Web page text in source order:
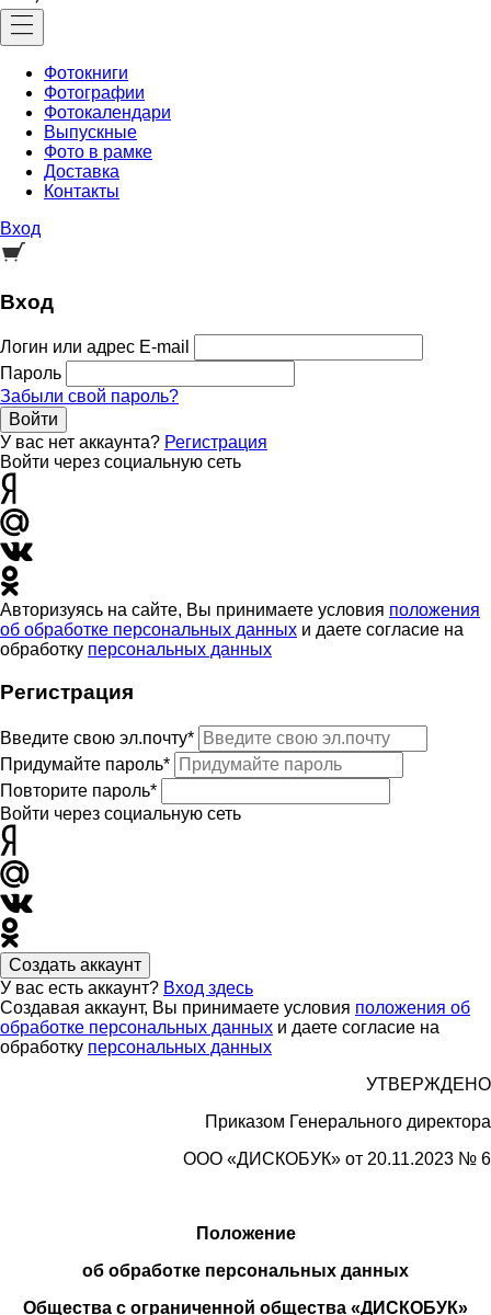
Фотокниги
Фотографии
Фотокалендари
Выпускные
Фото в рамке
Доставка
Контакты
Вход
Вход
Логин или адрес E-mail
Пароль
Забыли свой пароль?
Войти
У вас нет аккаунта? Регистрация
Войти через социальную сеть
Авторизуясь на сайте, Вы принимаете условия положения
об обработке персональных данных и даете согласие на
обработку персональных данных
Регистрация
Введите свою эл.почту*
Придумайте пароль*
Повторите пароль*
Войти через социальную сеть
Создать аккаунт
У вас есть аккаунт? Вход здесь
Создавая аккаунт, Вы принимаете условия положения об
обработке персональных данных и даете согласие на
обработку персональных данных
УТВЕРЖДЕНО
Приказом Генерального директора
ООО «ДИСКОБУК» от 20.11.2023 № 6
Положение
об обработке персональных данных
Общества с ограниченной общества «ДИСКОБУК»